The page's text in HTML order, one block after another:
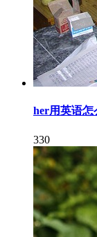
her用英语怎
330